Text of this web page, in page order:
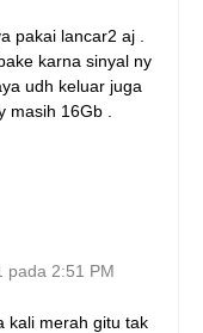
pakai lancar2 aj .
karna sinyal ny
udh keluar juga
masih 16Gb .
pada 2:51 PM
kali merah gitu tak